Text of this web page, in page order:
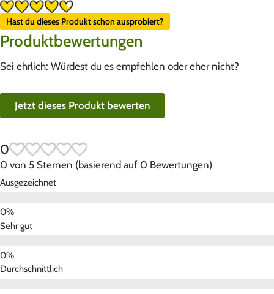
Hast du dieses Produkt schon ausprobiert?
Produktbewertungen
Sei ehrlich: Würdest du es empfehlen oder eher nicht?
Jetzt dieses Produkt bewerten
0
0 von 5 Sternen (basierend auf 0 Bewertungen)
Ausgezeichnet
Sehr gut
Durchschnittlich